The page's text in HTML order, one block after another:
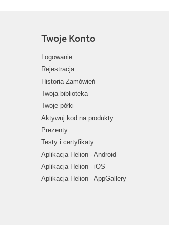
Twoje Konto
Logowanie
Rejestracja
Historia Zamówień
Twoja biblioteka
Twoje półki
Aktywuj kod na produkty
Prezenty
Testy i certyfikaty
Aplikacja Helion - Android
Aplikacja Helion - iOS
Aplikacja Helion - AppGallery